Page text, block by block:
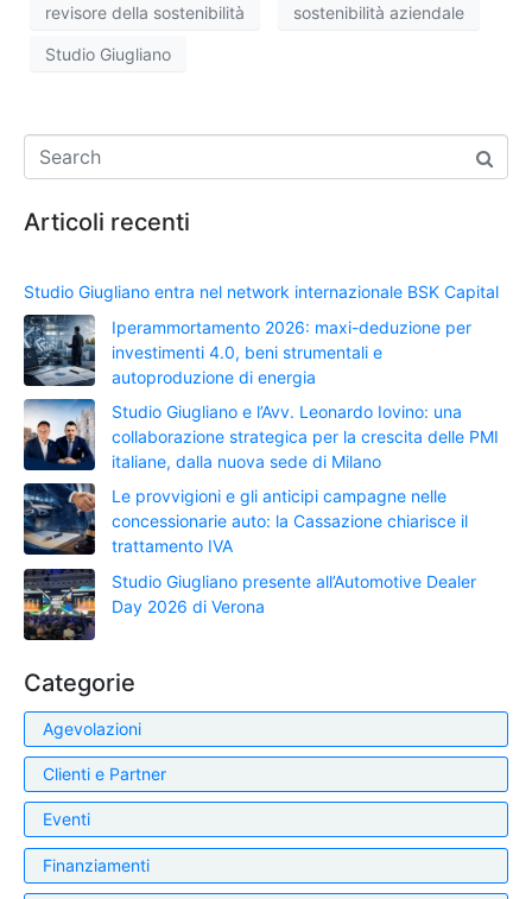
revisore della sostenibilità sostenibilità aziendale
Studio Giugliano
Articoli recenti
Studio Giugliano entra nel network internazionale BSK Capital
Iperammortamento 2026: maxi-deduzione per
investimenti 4.0, beni strumentali e
autoproduzione di energia
Studio Giugliano e l’Avv. Leonardo Iovino: una
collaborazione strategica per la crescita delle PMI
italiane, dalla nuova sede di Milano
Le provvigioni e gli anticipi campagne nelle
concessionarie auto: la Cassazione chiarisce il
trattamento IVA
Studio Giugliano presente all’Automotive Dealer
Day 2026 di Verona
Categorie
Agevolazioni
Clienti e Partner
Eventi
Finanziamenti